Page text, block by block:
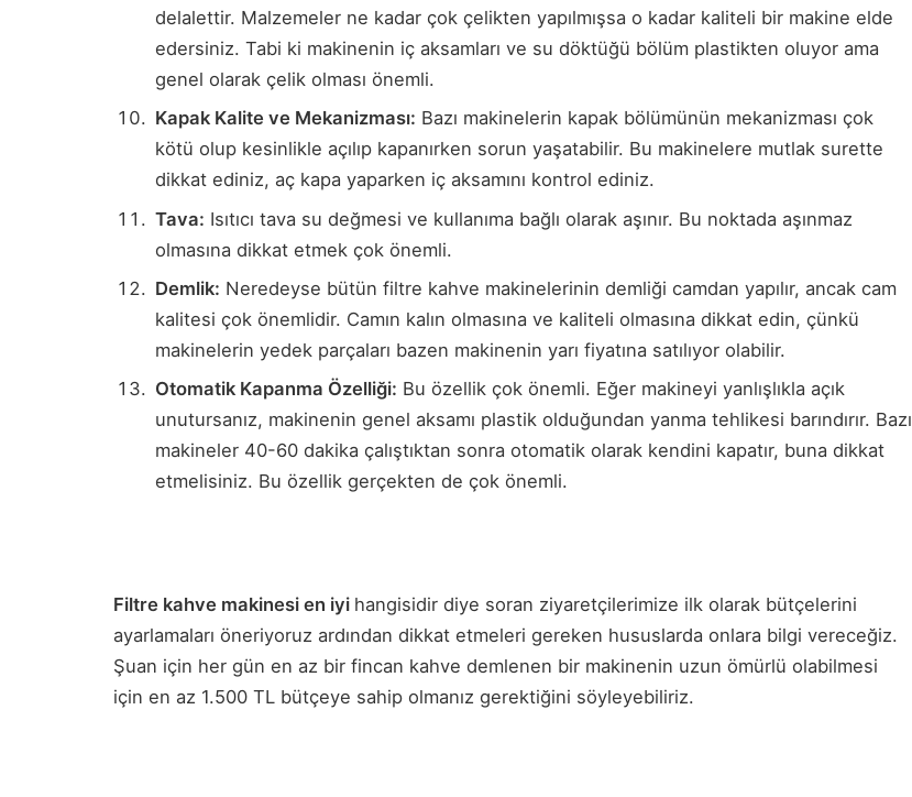
delalettir. Malzemeler ne kadar çok çelikten yapılmışsa o kadar kaliteli bir makine elde
edersiniz. Tabi ki makinenin iç aksamları ve su döktüğü bölüm plastikten oluyor ama
genel olarak çelik olması önemli.
Kapak Kalite ve Mekanizması: Bazı makinelerin kapak bölümünün mekanizması çok
kötü olup kesinlikle açılıp kapanırken sorun yaşatabilir. Bu makinelere mutlak surette
dikkat ediniz, aç kapa yaparken iç aksamını kontrol ediniz.
Tava: Isıtıcı tava su değmesi ve kullanıma bağlı olarak aşınır. Bu noktada aşınmaz
olmasına dikkat etmek çok önemli.
Demlik: Neredeyse bütün filtre kahve makinelerinin demliği camdan yapılır, ancak cam
kalitesi çok önemlidir. Camın kalın olmasına ve kaliteli olmasına dikkat edin, çünkü
makinelerin yedek parçaları bazen makinenin yarı fiyatına satılıyor olabilir.
Otomatik Kapanma Özelliği: Bu özellik çok önemli. Eğer makineyi yanlışlıkla açık
unutursanız, makinenin genel aksamı plastik olduğundan yanma tehlikesi barındırır. Bazı
makineler 40-60 dakika çalıştıktan sonra otomatik olarak kendini kapatır, buna dikkat
etmelisiniz. Bu özellik gerçekten de çok önemli.
Filtre kahve makinesi en iyi hangisidir diye soran ziyaretçilerimize ilk olarak bütçelerini
ayarlamaları öneriyoruz ardından dikkat etmeleri gereken hususlarda onlara bilgi vereceğiz.
Şuan için her gün en az bir fincan kahve demlenen bir makinenin uzun ömürlü olabilmesi
için en az 1.500 TL bütçeye sahip olmanız gerektiğini söyleyebiliriz.